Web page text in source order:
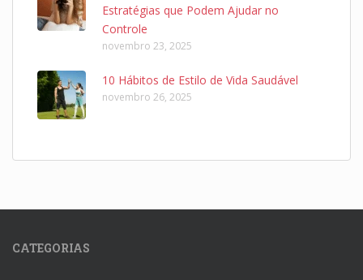
Estratégias que Podem Ajudar no
Controle
novembro 23, 2025
10 Hábitos de Estilo de Vida Saudável
novembro 26, 2025
CATEGORIAS